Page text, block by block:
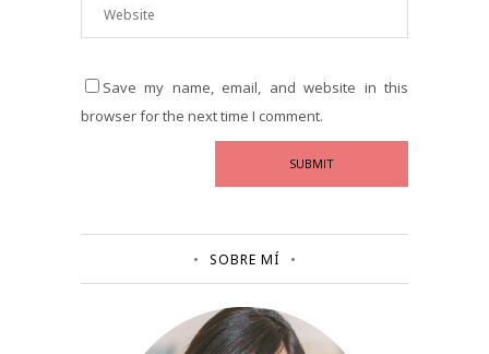
Save my name, email, and website in this
browser for the next time I comment.
SOBRE MÍ